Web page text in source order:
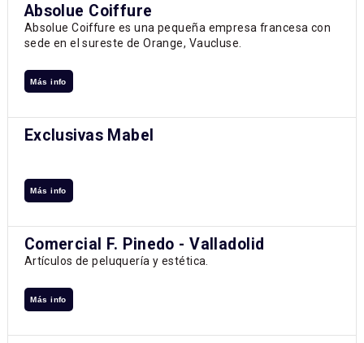
Absolue Coiffure
Absolue Coiffure es una pequeña empresa francesa con
sede en el sureste de Orange, Vaucluse.
Más info
Exclusivas Mabel
Más info
Comercial F. Pinedo - Valladolid
Artículos de peluquería y estética.
Más info